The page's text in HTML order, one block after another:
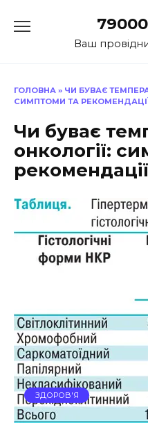
до
Ваш
ГОЛОВНА » ЧИ БУВАЄ
СИМПТОМИ ТА РЕКОМЕНДАЦІЇ
Чи буває
онкології:
рекомендації
ЗДОРОВ'Я